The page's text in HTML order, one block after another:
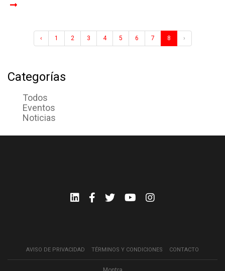
‹ 1 2 3 4 5 6 7 8 ›
Categorías
Todos
Eventos
Noticias
AVISO DE PRIVACIDAD TÉRMINOS Y CONDICIONES CONTACTO